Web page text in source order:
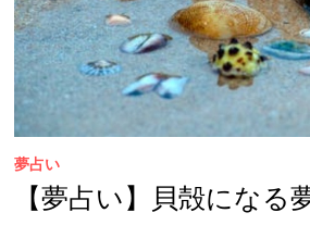
夢占い
【夢占い】貝殻になる